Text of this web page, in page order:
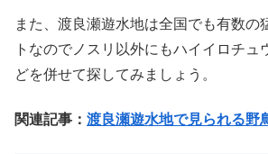
また、渡良瀬遊水地は全国でも有数の
トなのでノスリ以外にもハイイロチュ
どを併せて探してみましょう。
関連記事： 渡良瀬遊水地で見られる野